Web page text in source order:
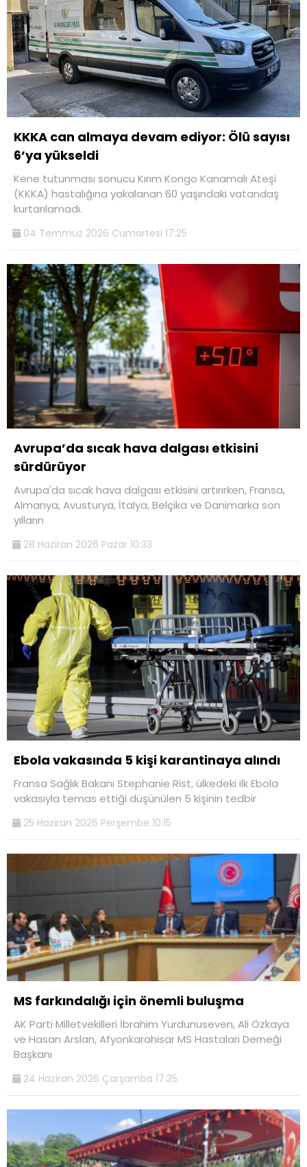
KKKA can almaya devam ediyor: Ölü sayısı
6’ya yükseldi
Kene tutunması sonucu Kırım Kongo Kanamalı Ateşi
(KKKA) hastalığına yakalanan 60 yaşındaki vatandaş
kurtarılamadı.
04 Temmuz 2026 Cumartesi 17:25
Avrupa’da sıcak hava dalgası etkisini
sürdürüyor
Avrupa'da sıcak hava dalgası etkisini artırırken, Fransa,
Almanya, Avusturya, İtalya, Belçika ve Danimarka son
yılların
28 Haziran 2026 Pazar 10:33
Ebola vakasında 5 kişi karantinaya alındı
Fransa Sağlık Bakanı Stephanie Rist, ülkedeki ilk Ebola
vakasıyla temas ettiği düşünülen 5 kişinin tedbir
25 Haziran 2026 Perşembe 10:15
MS farkındalığı için önemli buluşma
AK Parti Milletvekilleri İbrahim Yurdunuseven, Ali Özkaya
ve Hasan Arslan, Afyonkarahisar MS Hastaları Derneği
Başkanı
24 Haziran 2026 Çarşamba 17:35